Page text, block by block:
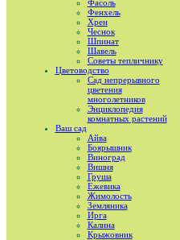
Фасоль
Фенхель
Хрен
Чеснок
Шпинат
Шавель
Советы тепличнику
Цветоводство
Сад непрерывного
цветения
многолетников
Энциклопедия
комнатных растений
Ваш сад
Айва
Боярышник
Виноград
Вишня
Груша
Ежевика
Жимолость
Земляника
Ирга
Калина
Крыжовник